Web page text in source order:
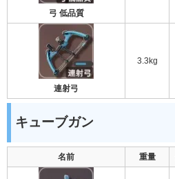
弓 低品質
連射弓
3.3kg
キューブガン
名前 重量